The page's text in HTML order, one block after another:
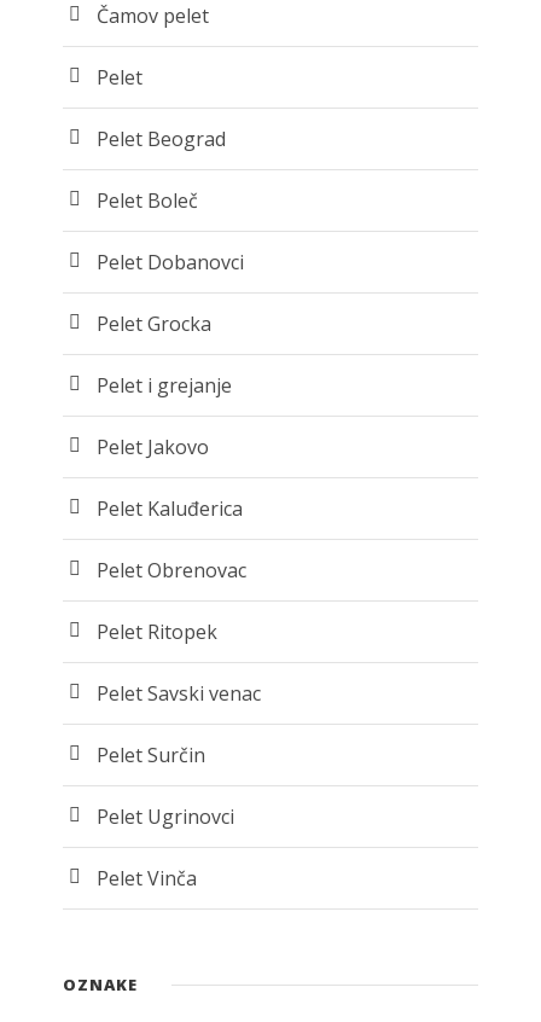
Čamov pelet
Pelet
Pelet Beograd
Pelet Boleč
Pelet Dobanovci
Pelet Grocka
Pelet i grejanje
Pelet Jakovo
Pelet Kaluđerica
Pelet Obrenovac
Pelet Ritopek
Pelet Savski venac
Pelet Surčin
Pelet Ugrinovci
Pelet Vinča
OZNAKE